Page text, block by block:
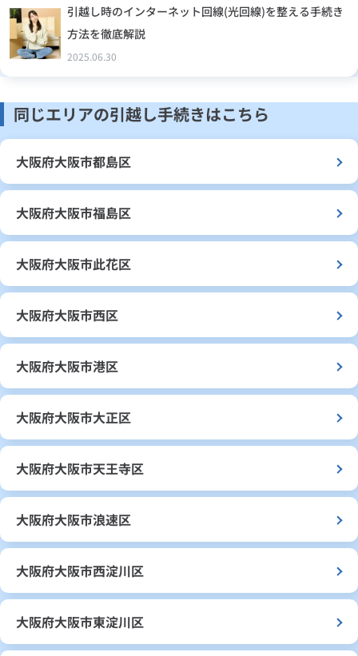
引越し時のインターネット回線(光回線)を整える手続き
方法を徹底解説
2025.06.30
同じエリアの引越し手続きはこちら
大阪府大阪市都島区
大阪府大阪市福島区
大阪府大阪市此花区
大阪府大阪市西区
大阪府大阪市港区
大阪府大阪市大正区
大阪府大阪市天王寺区
大阪府大阪市浪速区
大阪府大阪市西淀川区
大阪府大阪市東淀川区